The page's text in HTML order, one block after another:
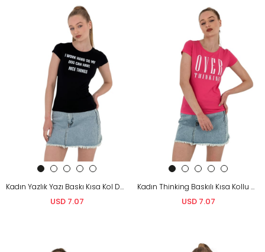
Kadın Yazlık Yazı Baskı Kısa Kol Dar Siyah Tişört
USD 7.07
Kadın Thinking Baskılı Kısa Kollu Dar Fuşya Tişört
USD 7.07